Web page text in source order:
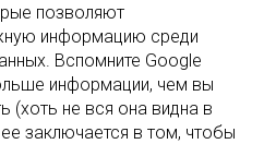
позволяют
информацию среди
Вспомните Google
информации, чем вы
(хоть не вся она видна в
заключается в том, чтобы